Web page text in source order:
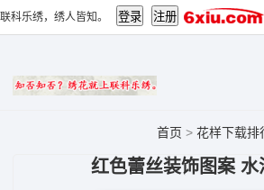
联科乐绣，绣人皆知。
首页 > 花样下载排
红色蕾丝装饰图案 水